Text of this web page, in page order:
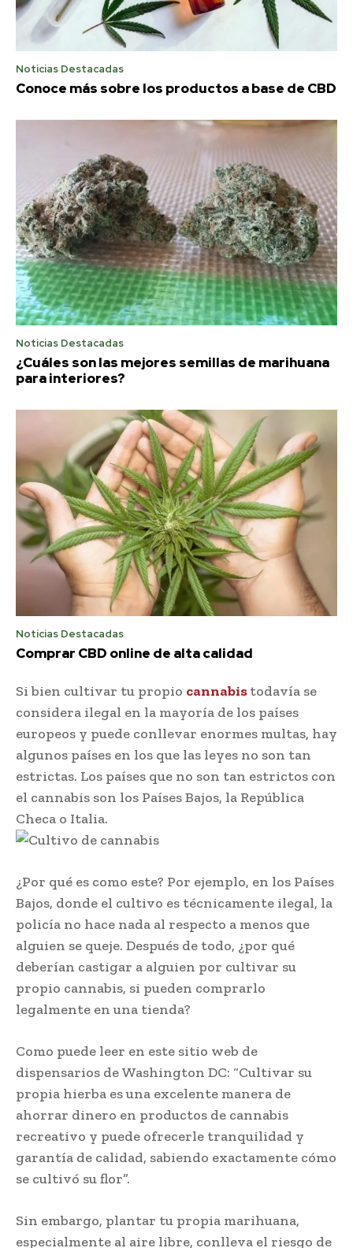
Noticias Destacadas
Conoce más sobre los productos a base de CBD
Noticias Destacadas
¿Cuáles son las mejores semillas de marihuana
para interiores?
Noticias Destacadas
Comprar CBD online de alta calidad
Si bien cultivar tu propio cannabistodavía se
considera ilegal en la mayoría de los países
europeos y puede conllevar enormes multas, hay
algunos países en los que las leyes no son tan
estrictas. Los países que no son tan estrictos con
el cannabis son los Países Bajos, la República
Checa o Italia.
¿Por qué es como este? Por ejemplo, en los Países
Bajos, donde el cultivo es técnicamente ilegal, la
policía no hace nada al respecto a menos que
alguien se queje. Después de todo, ¿por qué
deberían castigar a alguien por cultivar su
propio cannabis, si pueden comprarlo
legalmente en una tienda?
Como puede leer en este sitio web de
dispensarios de Washington DC: “Cultivar su
propia hierba es una excelente manera de
ahorrar dinero en productos de cannabis
recreativo y puede ofrecerle tranquilidad y
garantía de calidad, sabiendo exactamente cómo
se cultivó su flor”.
Sin embargo, plantar tu propia marihuana,
especialmente al aire libre, conlleva el riesgo de